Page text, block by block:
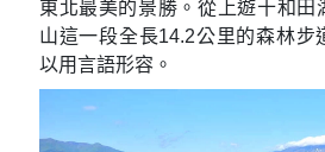
東北最美的景勝。從上遊十和田
山這一段全長14.2公里的森林步
以用言語形容。